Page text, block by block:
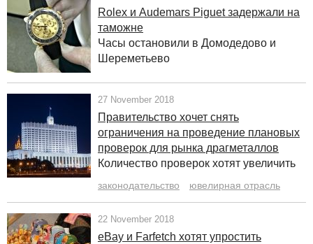
Rolex и Audemars Piguet задержали на
таможне
Часы остановили в Домодедово и
Шереметьево
27 November 2018
Правительство хочет снять
ограничения на проведение плановых
проверок для рынка драгметаллов
Количество проверок хотят увеличить
законодательство ювелирная отрасль
22 November 2018
eBay и Farfetch хотят упростить